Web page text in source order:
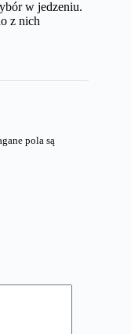
w jedzeniu.
z nich
pola są